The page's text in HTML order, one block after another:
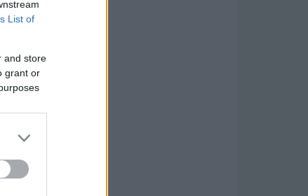
List of
and store
grant or